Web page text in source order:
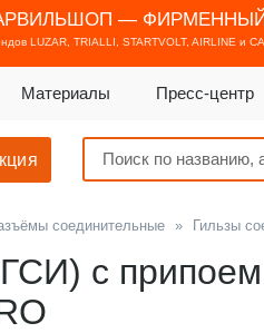
—
LUZAR, TRIALLI, STARTVOLT, AIRLINE и
Материалы Пресс-центр
соединительные » Гильзы
с